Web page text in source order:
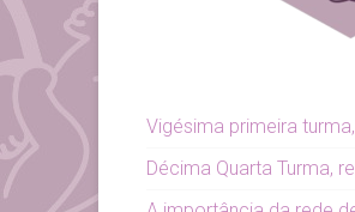
Vigésima primeira
Décima Quarta Turma,